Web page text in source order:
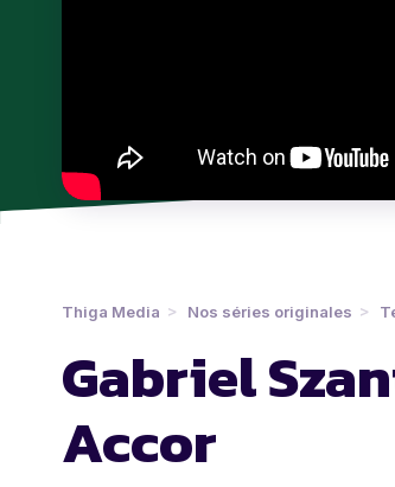
Thiga Media Nos séries originales
Gabriel
Accor